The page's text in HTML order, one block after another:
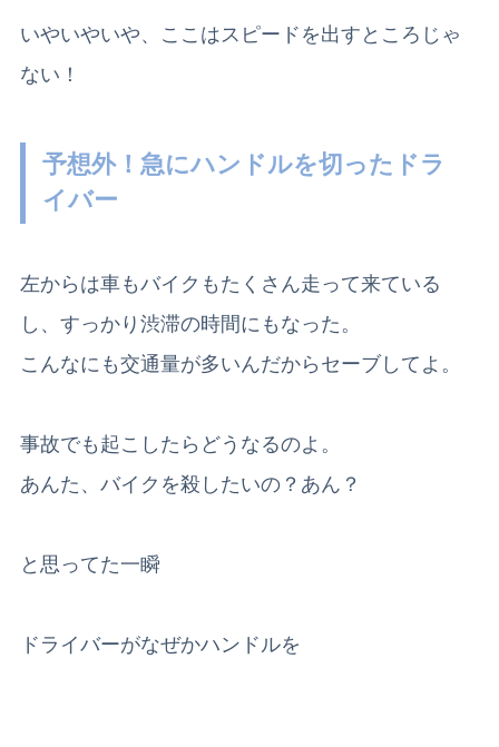
いやいやいや、ここはスピードを出すところじゃ
ない！
予想外！急にハンドルを切ったドラ
イバー
左からは車もバイクもたくさん走って来ている
し、すっかり渋滞の時間にもなった。
こんなにも交通量が多いんだからセーブしてよ。
事故でも起こしたらどうなるのよ。
あんた、バイクを殺したいの？あん？
と思ってた一瞬
ドライバーがなぜかハンドルを